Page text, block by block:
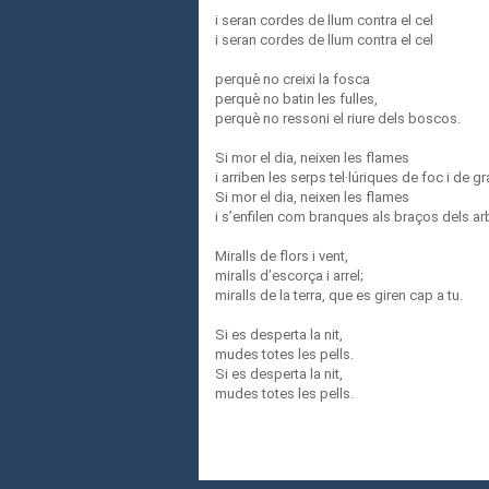
i seran cordes de llum contra el cel
i seran cordes de llum contra el cel
perquè no creixi la fosca
perquè no batin les fulles,
perquè no ressoni el riure dels boscos.
Si mor el dia, neixen les flames
i arriben les serps tel·lúriques de foc i de
Si mor el dia, neixen les flames
i s’enfilen com branques als braços dels
Miralls de flors i vent,
miralls d’escorça i arrel;
miralls de la terra, que es giren cap a tu.
Si es desperta la nit,
mudes totes les pells.
Si es desperta la nit,
mudes totes les pells.